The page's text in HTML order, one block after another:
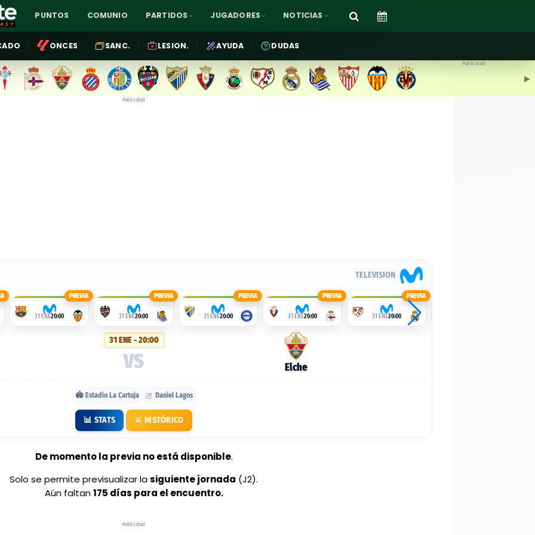
PUNTOS COMUNIO PARTIDOS JUGADORES NOTICIAS
ONCES SANC. LESION. AYUDA DUDAS
▶︎
Publicidad
Publicidad
TELEVISION
PREVIA
31 ENE20:00
PREVIA
31 ENE20:00
PREVIA
31 ENE20:00
PREVIA
31 ENE20:00
PREVIA
31 ENE20:00
31 ENE - 20:00
VS Elche
🏟️ Estadio La Cartuja Daniel Lagos
📊 STATS ⚔️ HISTÓRICO
De momento la previa no está disponible.
Solo se permite previsualizar lasiguiente jornada (J2).
Aún faltan175 días para el encuentro.
Publicidad